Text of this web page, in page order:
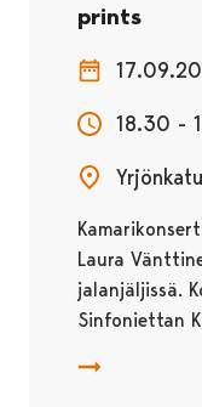
prints
18.30 -
Laura
jalanjäljissä.
Sinfoniettan